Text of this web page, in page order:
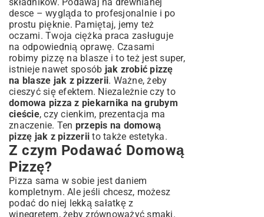
desce – wygląda to profesjonalnie i po
prostu pięknie. Pamiętaj, jemy też
oczami. Twoja ciężka praca zasługuje
na odpowiednią oprawę. Czasami
robimy pizzę na blasze i to też jest super,
istnieje nawet sposób jak zrobić pizzę
na blasze jak z pizzerii. Ważne, żeby
cieszyć się efektem. Niezależnie czy to
domowa pizza z piekarnika na grubym
cieście, czy cienkim, prezentacja ma
znaczenie. Ten przepis na domową
pizzę jak z pizzerii to także estetyka.
Z czym Podawać Domową
Pizzę?
Pizza sama w sobie jest daniem
kompletnym. Ale jeśli chcesz, możesz
podać do niej lekką sałatkę z
winegretem, żeby zrównoważyć smaki.